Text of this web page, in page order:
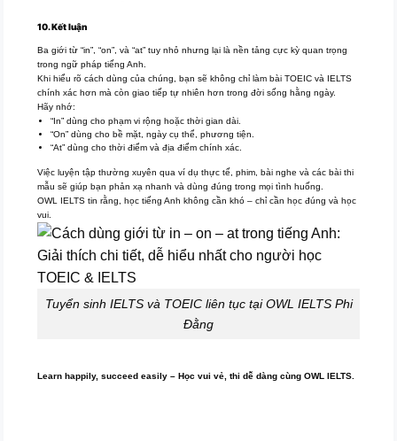
10. Kết luận
Ba giới từ “in”, “on”, và “at” tuy nhỏ nhưng lại là nền tảng cực kỳ quan trọng
trong ngữ pháp tiếng Anh.
Khi hiểu rõ cách dùng của chúng, bạn sẽ không chỉ làm bài TOEIC và IELTS
chính xác hơn mà còn giao tiếp tự nhiên hơn trong đời sống hằng ngày.
Hãy nhớ:
“In” dùng cho phạm vi rộng hoặc thời gian dài.
“On” dùng cho bề mặt, ngày cụ thể, phương tiện.
“At” dùng cho thời điểm và địa điểm chính xác.
Việc luyện tập thường xuyên qua ví dụ thực tế, phim, bài nghe và các bài thi
mẫu sẽ giúp bạn phản xạ nhanh và dùng đúng trong mọi tình huống.
OWL IELTS tin rằng, học tiếng Anh không cần khó – chỉ cần học đúng và học
vui.
Tuyển sinh IELTS và TOEIC liên tục tại OWL IELTS Phi
Đằng
Learn happily, succeed easily – Học vui vẻ, thi dễ dàng cùng OWL IELTS.